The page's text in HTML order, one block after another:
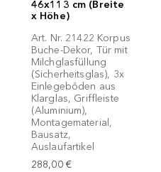
46x113 cm (Breite
x Höhe)
Art. Nr. 21422 Korpus
Buche-Dekor, Tür mit
Milchglasfüllung
(Sicherheitsglas), 3x
Einlegeböden aus
Klarglas, Griffleiste
(Aluminium),
Montagematerial,
Bausatz,
Auslaufartikel
288,00 €